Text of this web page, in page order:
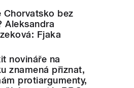
Chorvatsko bez
Aleksandra
Fjaka
novináře na
znamená přiznat,
protiargumenty,